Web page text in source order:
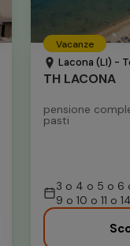
Vacanze
Lacona (LI) -
TH LACONA
pensione
pasti
3 o 4 o 5 o 6
9 o 10 o 11 o